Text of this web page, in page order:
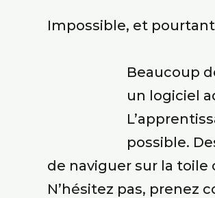
Impossible, et
Beaucoup
un logiciel
possible.
de naviguer sur la toile
N’hésitez pas, prenez